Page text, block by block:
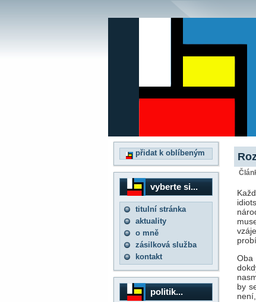
přidat k oblíbeným
vyberte si...
titulní stránka
aktuality
o mně
zásilková služba
kontakt
politik...
Oba
by